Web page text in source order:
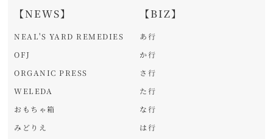
【NEWS】
NEAL'S YARD REMEDIES
OFJ
ORGANIC PRESS
WELEDA
おもちゃ箱
みどりえ
【BIZ】
あ行
か行
さ行
た行
な行
は行